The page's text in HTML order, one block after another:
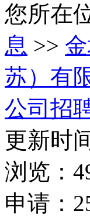
您所在
息 >>
苏）有
公司招
更新时
浏览：
申请：